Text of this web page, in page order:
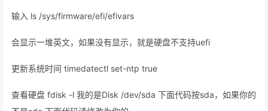
输入 ls /sys/firmware/efi/efivars
会显示一堆英文，如果没有显示，就是硬盘不支持uefi
更新系统时间 timedatectl set-ntp true
查看硬盘 fdisk -l 我的是Disk /dev/sda 下面代码按sda，如果你的